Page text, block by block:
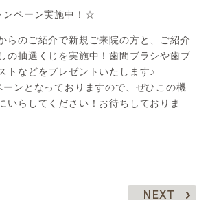
ペーン実施中！☆
らのご紹介で新規ご来院の方と、ご紹介
の抽選くじを実施中！歯間ブラシや歯ブ
トなどをプレゼントいたします♪
ンとなっておりますので、ぜひこの機
いらしてください！お待ちしておりま
NEXT